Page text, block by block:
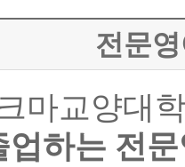
전문
마교양대
업하는 전